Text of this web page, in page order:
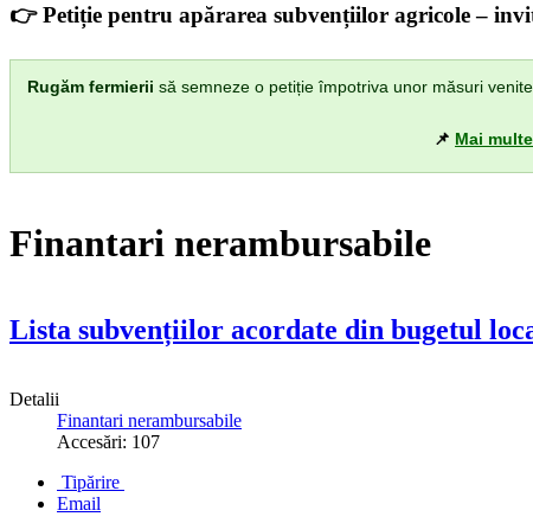
👉 Petiție pentru apărarea subvențiilor agricole –
Rugăm fermierii să semneze o petiție împotriva unor măsuri
📌 Mai
Finantari nerambursabile
Lista subvențiilor acordate din bugetul
Detalii
Finantari nerambursabile
Accesări: 107
Tipărire
Email